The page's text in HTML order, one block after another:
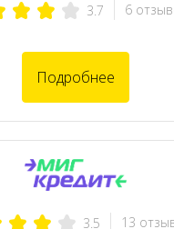
3.7 6
Подробнее
3.5 13